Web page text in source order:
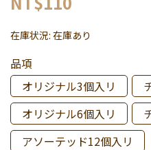
在庫状況: 在庫あり
品項
オリジナル3個入リ
オリジナル6個入リ
アソーテッド12個入リ